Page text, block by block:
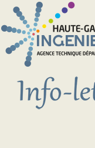
Aller au contenu principal